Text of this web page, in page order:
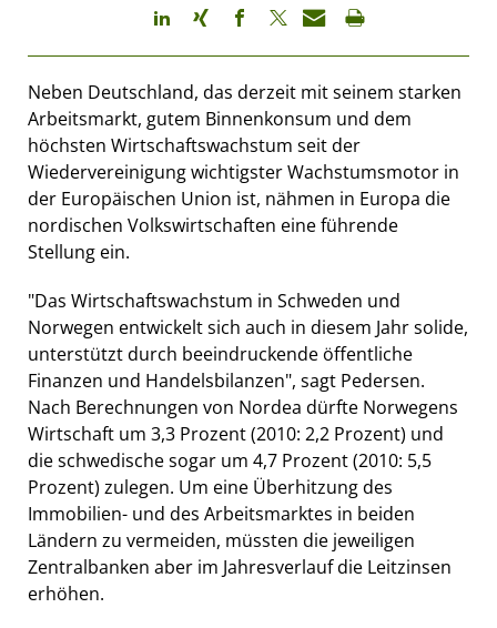
Neben Deutschland, das derzeit mit seinem starken
Arbeitsmarkt, gutem Binnenkonsum und dem
höchsten Wirtschaftswachstum seit der
Wiedervereinigung wichtigster Wachstumsmotor in
der Europäischen Union ist, nähmen in Europa die
nordischen Volkswirtschaften eine führende
Stellung ein.
"Das Wirtschaftswachstum in Schweden und
Norwegen entwickelt sich auch in diesem Jahr solide,
unterstützt durch beeindruckende öffentliche
Finanzen und Handelsbilanzen", sagt Pedersen.
Nach Berechnungen von Nordea dürfte Norwegens
Wirtschaft um 3,3 Prozent (2010: 2,2 Prozent) und
die schwedische sogar um 4,7 Prozent (2010: 5,5
Prozent) zulegen. Um eine Überhitzung des
Immobilien- und des Arbeitsmarktes in beiden
Ländern zu vermeiden, müssten die jeweiligen
Zentralbanken aber im Jahresverlauf die Leitzinsen
erhöhen.